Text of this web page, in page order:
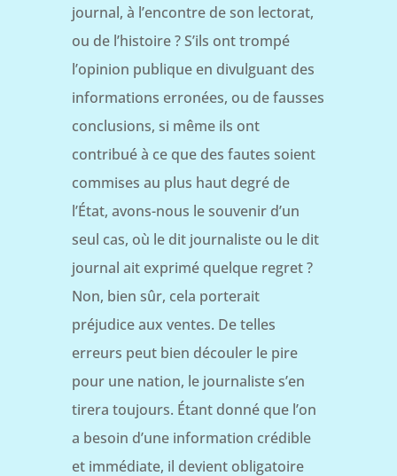
journal, à l’encontre de son lectorat,
ou de l’histoire ? S’ils ont trompé
l’opinion publique en divulguant des
informations erronées, ou de fausses
conclusions, si même ils ont
contribué à ce que des fautes soient
commises au plus haut degré de
l’État, avons-nous le souvenir d’un
seul cas, où le dit journaliste ou le dit
journal ait exprimé quelque regret ?
Non, bien sûr, cela porterait
préjudice aux ventes. De telles
erreurs peut bien découler le pire
pour une nation, le journaliste s’en
tirera toujours. Étant donné que l’on
a besoin d’une information crédible
et immédiate, il devient obligatoire